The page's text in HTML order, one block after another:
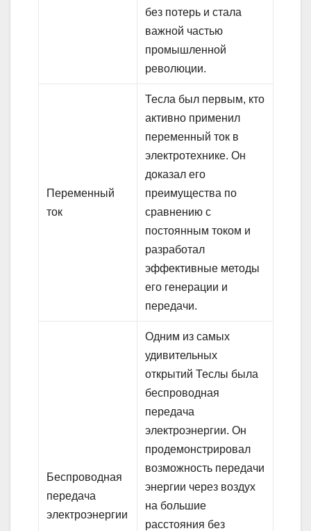
без потерь и стала
важной частью
промышленной
революции.
Переменный
ток
Тесла был первым, кто
активно применил
переменный ток в
электротехнике. Он
доказал его
преимущества по
сравнению с
постоянным током и
разработал
эффективные методы
его генерации и
передачи.
Беспроводная
передача
электроэнергии
Одним из самых
удивительных
открытий Теслы была
беспроводная
передача
электроэнергии. Он
продемонстрировал
возможность передачи
энергии через воздух
на большие
расстояния без